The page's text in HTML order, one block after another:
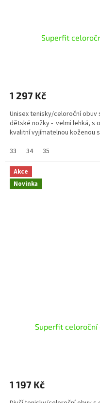
Superfit
1 297 Kč
Unisex tenisky/celoroční
dětské nožky - velmi lehká, s
kvalitní vyjímatelnou koženou
33
34 35
Akce
Novinka
Superfit celoroční
1 197 Kč